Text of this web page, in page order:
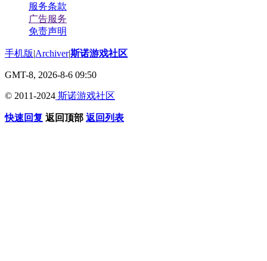
服务条款
广告服务
免责声明
手机版|Archiver|斯诺游戏社区
GMT-8, 2026-8-6 09:50
© 2011-2024 斯诺游戏社区
快速回复 返回顶部 返回列表